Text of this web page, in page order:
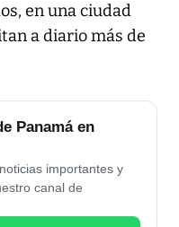
en una ciudad
a diario más de
Panamá en
importantes y
canal de